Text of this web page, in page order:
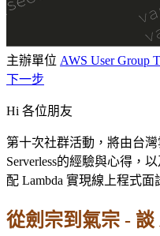
主辦單位 AWS User Group
下一步
Hi 各位朋友
第十次社群活動，將由台灣
Serverless的經驗與心得，
配 Lambda 實現線上程式面
從劍宗到氣宗 - 談